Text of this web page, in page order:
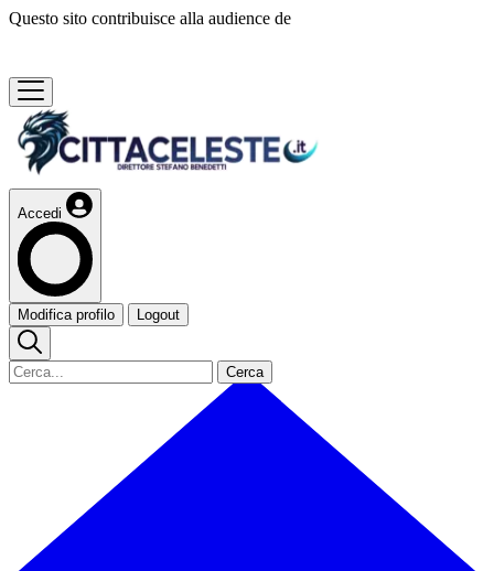
Questo sito contribuisce alla audience de
Accedi
Modifica profilo Logout
Cerca